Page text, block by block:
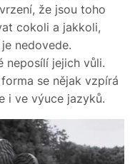
že jsou toho
cokoli a jakkoli,
nedovede.
neposílí jejich vůli.
se nějak vzpírá
i ve výuce jazyků.